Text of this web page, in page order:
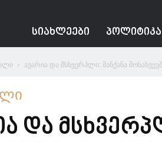
ᲡᲘᲐᲮᲚᲔᲔᲑᲘ ᲞᲝᲚᲘᲢᲘᲙᲐ
ავარია და მსხვერპლი: მანქანა
და